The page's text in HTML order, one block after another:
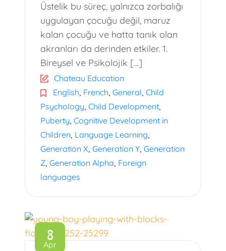
Üstelik bu süreç, yalnızca zorbalığı
uygulayan çocuğu değil, maruz
kalan çocuğu ve hatta tanık olan
akranları da derinden etkiler. 1.
Bireysel ve Psikolojik […]
Chateau Education
English, French, General, Child
Psychology, Child Development,
Puberty, Cognitive Development in
Children, Language Learning,
Generation X, Generation Y, Generation
Z, Generation Alpha, Foreign
languages
8
Apr